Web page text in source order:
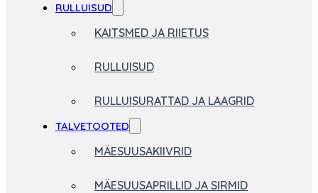
RULLUISUD
KAITSMED JA RIIETUS
RULLUISUD
RULLUISURATTAD JA LAAGRID
TALVETOOTED
MÄESUUSAKIIVRID
MÄESUUSAPRILLID JA SIRMID